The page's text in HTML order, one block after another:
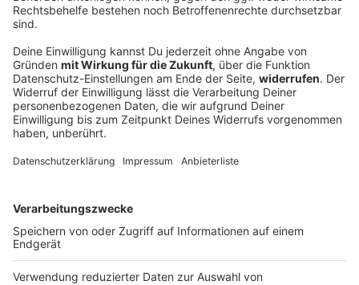
Fünf Schwerverletzte bei Verkehrsunfall bei
Straubing
Zwei Fahrer aus Tschechien sind in Ostbayern mit
ihren Fahrzeugen frontal zusammengestoßen. Ein
DEINE GEMERKTEN ARTIKEL
Du hast dir noch keine Artikel gemerkt